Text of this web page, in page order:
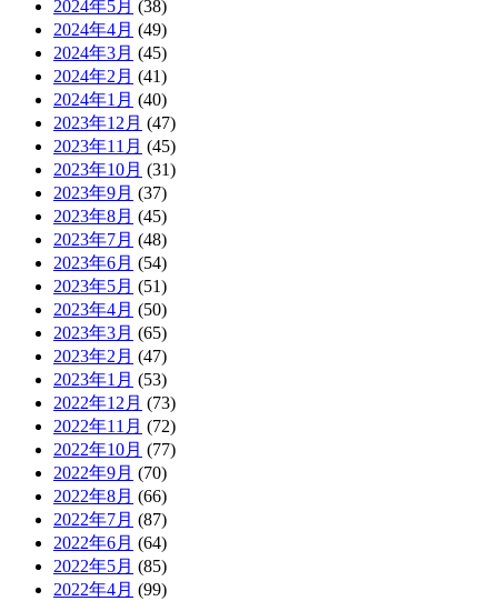
2024年5月 (38)
2024年4月 (49)
2024年3月 (45)
2024年2月 (41)
2024年1月 (40)
2023年12月 (47)
2023年11月 (45)
2023年10月 (31)
2023年9月 (37)
2023年8月 (45)
2023年7月 (48)
2023年6月 (54)
2023年5月 (51)
2023年4月 (50)
2023年3月 (65)
2023年2月 (47)
2023年1月 (53)
2022年12月 (73)
2022年11月 (72)
2022年10月 (77)
2022年9月 (70)
2022年8月 (66)
2022年7月 (87)
2022年6月 (64)
2022年5月 (85)
2022年4月 (99)